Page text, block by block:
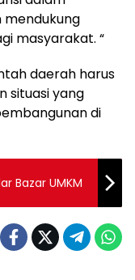
mendukung
masyarakat. “
daerah harus
situasi yang
di
Bazar UMKM